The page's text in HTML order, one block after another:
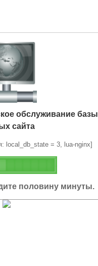
обслуживание базы
сайта
local_db_state = 3, lua-nginx]
половину минуты.